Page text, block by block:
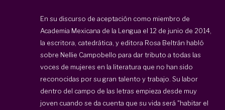
En su discurso de aceptación como miembro de
Academia Mexicana de la Lengua el 12 de junio de 2014,
la escritora, catedrática, y editora Rosa Beltrán habló
sobre Nellie Campobello para dar tributo a todas las
voces de mujeres en la literatura que no han sido
reconocidas por su gran talento y trabajo. Su labor
dentro del campo de las letras empieza desde muy
joven cuando se da cuenta que su vida será "habitar el